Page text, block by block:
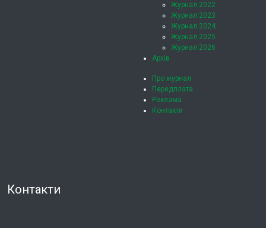
Журнал 2022
Журнал 2023
Журнал 2024
Журнал 2025
Журнал 2026
Архів
Про журнал
Передплата
Реклама
Контакти
Контакти